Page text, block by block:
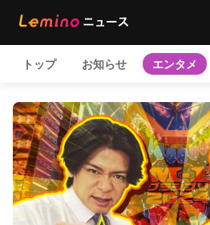
トップ お知らせ エンタメ